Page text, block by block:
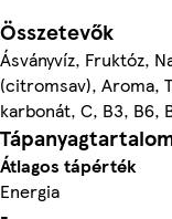
Összetevők
Ásványvíz, Fruktóz,
(citromsav), Aroma,
karbonát, C, B3, B6,
Átlagos tápérték
Energia